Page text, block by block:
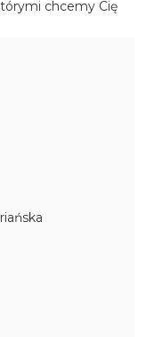
chcemy Cię